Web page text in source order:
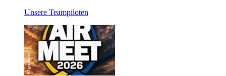
Unsere Teampiloten